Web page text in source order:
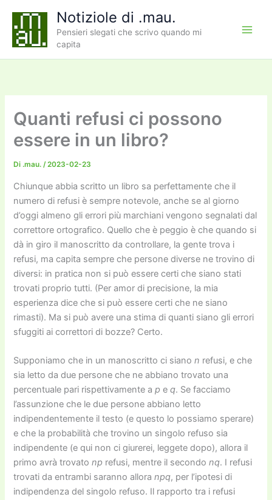
contenuto
Notiziole di .mau.
Pensieri slegati che scrivo quando mi
capita
Quanti refusi ci possono
essere in un libro?
Di .mau./2023-02-23
Chiunque abbia scritto un libro sa perfettamente che il
numero di refusi è sempre notevole, anche se al giorno
d’oggi almeno gli errori più marchiani vengono segnalati dal
correttore ortografico. Quello che è peggio è che quando si
dà in giro il manoscritto da controllare, la gente trova i
refusi, ma capita sempre che persone diverse ne trovino di
diversi: in pratica non si può essere certi che siano stati
trovati proprio tutti. (Per amor di precisione, la mia
esperienza dice che si può essere certi che ne siano
rimasti). Ma si può avere una stima di quanti siano gli errori
sfuggiti ai correttori di bozze? Certo.
Supponiamo che in un manoscritto ci sianon refusi, e che
sia letto da due persone che ne abbiano trovato una
percentuale pari rispettivamente ap eq. Se facciamo
l’assunzione che le due persone abbiano letto
indipendentemente il testo (e questo lo possiamo sperare)
e che la probabilità che trovino un singolo refuso sia
indipendente (e qui non ci giurerei, leggete dopo), allora il
primo avrà trovatonp refusi, mentre il secondonq. I refusi
trovati da entrambi saranno alloranpq, per l’ipotesi di
indipendenza del singolo refuso. Il rapporto tra i refusi